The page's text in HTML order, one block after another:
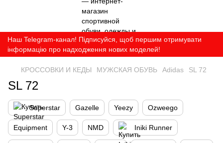
Наш Telegram-канал! Підписуйся, щоб першим отримувати
інформацію про надходження нових моделей!
КРОССОВКИ И КЕДЫ МУЖСКАЯ ОБУВЬ Adidas SL 72
SL 72
Superstar Gazelle Yeezy Ozweego
Equipment Y-3 NMD Iniki Runner